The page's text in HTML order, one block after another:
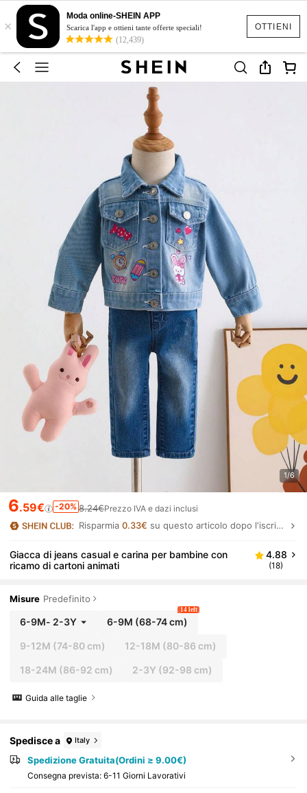
OTTIENI
×
Moda online-SHEIN APP
Scarica l'app e ottieni tante offerte speciali!
(12,439)
1/6
6.59€ -20% 8.24€Prezzo IVA e dazi inclusi
Risparmia0.33€ su questo articolo dopo l'iscrizione.
Giacca di jeans casual e carina per bambine con
ricamo di cartoni animati
4.88
(18)
Misure Predefinito
6-9M- 2-3Y 6-9M (68-74 cm)
14 left
9-12M (74-80 cm) 12-18M (80-86 cm)
18-24M (86-92 cm) 2-3Y (92-98 cm)
Guida alle taglie
Spedisce a Italy
Spedizione Gratuita(Ordini ≥ 9.00€)
Consegna prevista: 6-11 Giorni Lavorativi